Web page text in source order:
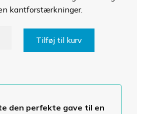
kantforstærkninger.
Tilføj til kurv
den perfekte gave til en